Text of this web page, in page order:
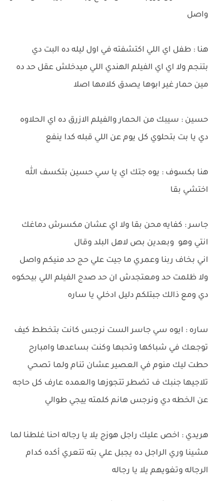
واصل
هنا : طفل اي اللي اكتشفته في اول ليله ده البت دي
بتنجم ولا اي اي الفيلم الهندي اللي ميدخلش عقل حد ده
مين حمار غير ابوها يصدق كلامها اصلا
حسين : سيبك من الحمار والفيلم الازرق ده اي الحلاوه
دي يا بت بتحلوي كل يوم عن اللي قبله كدا ينفع
هنا بكسوف : يوه جتك اي يا سي حسين بتكسف الله
اختشي بقا
جاسر : كفايه محن بقا ولا اي عشان مكسرش دماغك
انتي وهو وبعدين بص لاهل البلد وقال
اني بخاف ربنا وعمري ما جيت علي حج حد منيكم واصل
ولا ظلمت حد ومعتجدش ان حد صدج الفيلم اللي بيحكوه
دي ومع ذالك جبتلكم دليل ادخلي يا ساره
ساره : ايوه سي جاسر الست نرجس كانت بتخطط كيف
توجعك في شباكها وتحبها وكنت بساعدها وامبارح
حطت ليك منوم في العصير عشان تنام ولما تصحي
تلاجيها جنبك ف تضطر تتجوزها والعمده عارف كل حاجه
عن الخطه دي ونرجس هانم كلمته ييجي طوالي
هريدي : اخص عليك راجل هوزج يلا يا رجاله احنا غلطنا لما
مشينا وري الراجل ده يجبل علي بته تتعري أكده كدام
الرجاله وتغويهم يلا يا رجاله